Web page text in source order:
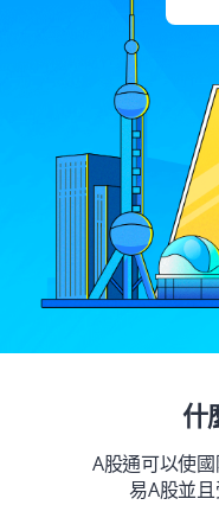
什
A股通可以使
易A股並